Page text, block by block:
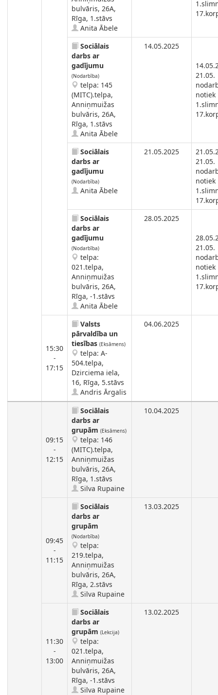
bulvāris, 26A,
Rīga, 1.stāvs
Anita Ābele
Sociālais
darbs ar
gadījumu
(Nodarbība)
telpa: 145
(MITC).telpa,
Anniņmuižas
bulvāris, 26A,
Rīga, 1.stāvs
Anita Ābele
14.05.2025
21.05.
notiek
Sociālais
darbs ar
gadījumu
(Nodarbība)
Anita Ābele
21.05.2025
21.05.
notiek
Sociālais
darbs ar
gadījumu
(Nodarbība)
telpa:
021.telpa,
Anniņmuižas
bulvāris, 26A,
Rīga, -1.stāvs
Anita Ābele
28.05.2025
21.05.
notiek
15:30
-
17:15
Valsts
pārvaldība un
tiesības (Eksāmens)
telpa: A-
504.telpa,
Dzirciema iela,
16, Rīga, 5.stāvs
Andris Ārgalis
04.06.2025
09:15
-
12:15
Sociālais
darbs ar
grupām (Eksāmens)
telpa: 146
(MITC).telpa,
Anniņmuižas
bulvāris, 26A,
Rīga, 1.stāvs
Silva Rupaine
10.04.2025
09:45
-
11:15
Sociālais
darbs ar
grupām
(Nodarbība)
telpa:
219.telpa,
Anniņmuižas
bulvāris, 26A,
Rīga, 2.stāvs
Silva Rupaine
13.03.2025
11:30
-
13:00
Sociālais
darbs ar
grupām (Lekcija)
telpa:
021.telpa,
Anniņmuižas
bulvāris, 26A,
Rīga, -1.stāvs
Silva Rupaine
13.02.2025